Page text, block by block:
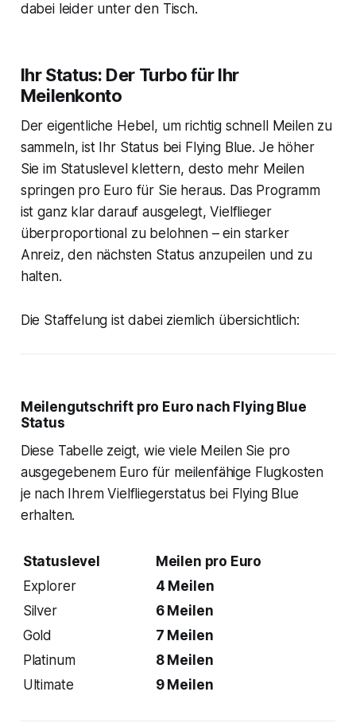
dabei leider unter den Tisch.
Ihr Status: Der Turbo für Ihr
Meilenkonto
Der eigentliche Hebel, um richtig schnell Meilen zu
sammeln, ist Ihr Status bei Flying Blue. Je höher
Sie im Statuslevel klettern, desto mehr Meilen
springen pro Euro für Sie heraus. Das Programm
ist ganz klar darauf ausgelegt, Vielflieger
überproportional zu belohnen – ein starker
Anreiz, den nächsten Status anzupeilen und zu
halten.
Die Staffelung ist dabei ziemlich übersichtlich:
Meilengutschrift pro Euro nach Flying Blue
Status
Diese Tabelle zeigt, wie viele Meilen Sie pro
ausgegebenem Euro für meilenfähige Flugkosten
je nach Ihrem Vielfliegerstatus bei Flying Blue
erhalten.
Statuslevel
Meilen pro Euro
Explorer
4 Meilen
Silver
6 Meilen
Gold
7 Meilen
Platinum
8 Meilen
Ultimate
9 Meilen